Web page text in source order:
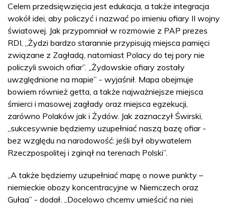
Celem przedsięwzięcia jest edukacja, a także integracja
wokół idei, aby policzyć i nazwać po imieniu ofiary II wojny
światowej. Jak przypomniał w rozmowie z PAP prezes
RDI, „Żydzi bardzo starannie przypisują miejsca pamięci
związane z Zagładą, natomiast Polacy do tej pory nie
policzyli swoich ofiar”. „Żydowskie ofiary zostały
uwzględnione na mapie” - wyjaśnił. Mapa obejmuje
bowiem również getta, a także najważniejsze miejsca
śmierci i masowej zagłady oraz miejsca egzekucji,
zarówno Polaków jak i Żydów. Jak zaznaczył Świrski,
„sukcesywnie będziemy uzupełniać naszą bazę ofiar -
bez względu na narodowość: jeśli był obywatelem
Rzeczpospolitej i zginął na terenach Polski”.
„A także będziemy uzupełniać mapę o nowe punkty –
niemieckie obozy koncentracyjne w Niemczech oraz
Gułag” - dodał. „Docelowo chcemy umieścić na niej